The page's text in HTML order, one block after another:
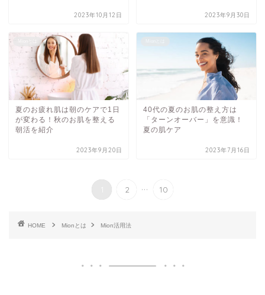
2023年10月12日 2023年9月30日
夏のお疲れ肌は朝のケアで1日
が変わる！秋のお肌を整える
朝活を紹介
2023年9月20日
40代の夏のお肌の整え方は
「ターンオーバー」を意識！
夏の肌ケア
2023年7月16日
2 ... 10
HOME Mionとは Mion活用法